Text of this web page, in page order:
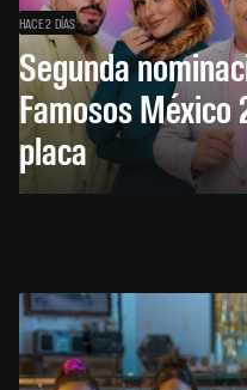
HACE 2 DÍAS
Segunda
Famosos
placa